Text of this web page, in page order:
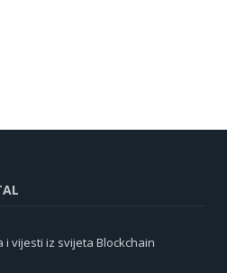
vijesti iz svijeta Blockchain